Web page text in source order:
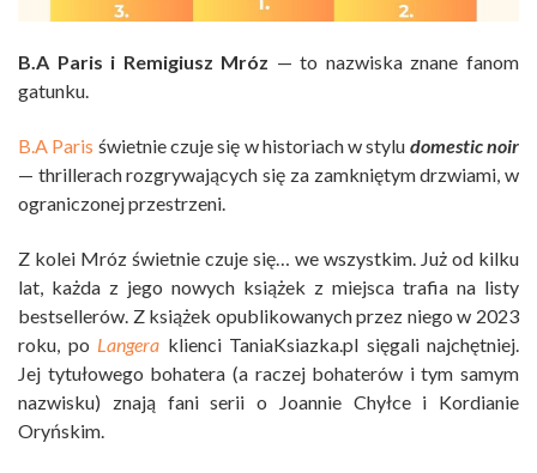
B.A Paris i Remigiusz Mróz — to nazwiska znane fanom
gatunku.
B.A Paris świetnie czuje się w historiach w stylu domestic noir
— thrillerach rozgrywających się za zamkniętym drzwiami, w
ograniczonej przestrzeni.
Z kolei Mróz świetnie czuje się… we wszystkim. Już od kilku
lat, każda z jego nowych książek z miejsca trafia na listy
bestsellerów. Z książek opublikowanych przez niego w 2023
roku, po Langera klienci TaniaKsiazka.pl sięgali najchętniej.
Jej tytułowego bohatera (a raczej bohaterów i tym samym
nazwisku) znają fani serii o Joannie Chyłce i Kordianie
Oryńskim.